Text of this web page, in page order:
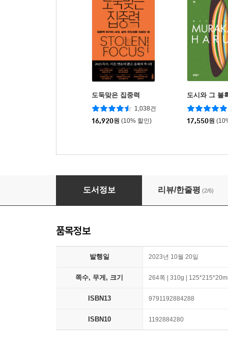
도둑맞은 집중력
1,038건
16,920원 (10% 할인)
도시와 그 불
17,550원
나는 동물
도서정보 리뷰/한줄평 (2/6)
품목정보
발행일 2023년 10월 20일
쪽수, 무게, 크기 264쪽 | 310g |
ISBN13 9791192884288
ISBN10 1192884280